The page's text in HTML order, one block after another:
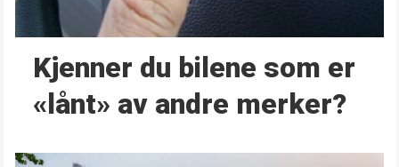
Kjenner du bilene som er
«lånt» av andre merker?